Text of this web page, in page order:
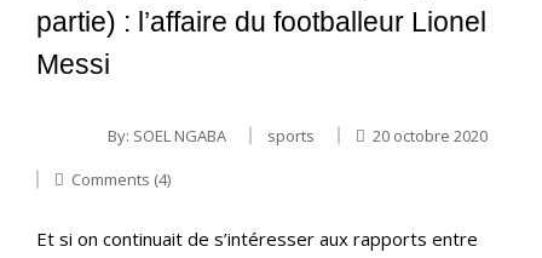
partie) : l’affaire du footballeur Lionel
Messi
By: SOEL NGABA sports
20 octobre 2020
Comments (4)
Et si on continuait de s’intéresser aux rapports entre